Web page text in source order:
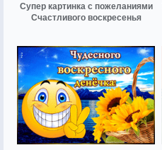
Супер картинка с пожеланиями
Счастливого воскресенья